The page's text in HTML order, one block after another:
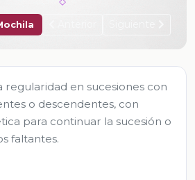
regularidad en sucesiones con
o descendentes, con
para continuar la sucesión o
faltantes.